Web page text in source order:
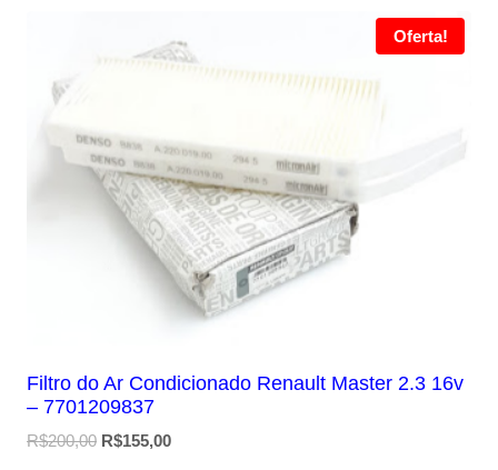
Oferta!
Filtro do Ar Condicionado Renault Master 2.3 16v
– 7701209837
R$200,00 O
R$155,00O